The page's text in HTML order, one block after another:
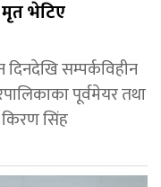
मृत भेटिए
सम्पर्कविहीन
पूर्वमेयर तथा
किरण सिंह